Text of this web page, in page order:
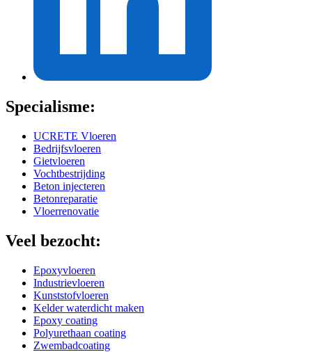
Specialisme:
UCRETE Vloeren
Bedrijfsvloeren
Gietvloeren
Vochtbestrijding
Beton injecteren
Betonreparatie
Vloerrenovatie
Veel bezocht:
Epoxyvloeren
Industrievloeren
Kunststofvloeren
Kelder waterdicht maken
Epoxy coating
Polyurethaan coating
Zwembadcoating